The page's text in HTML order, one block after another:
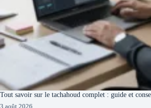
Tout savoir sur le tachahoud complet : guide et
3 août 2026